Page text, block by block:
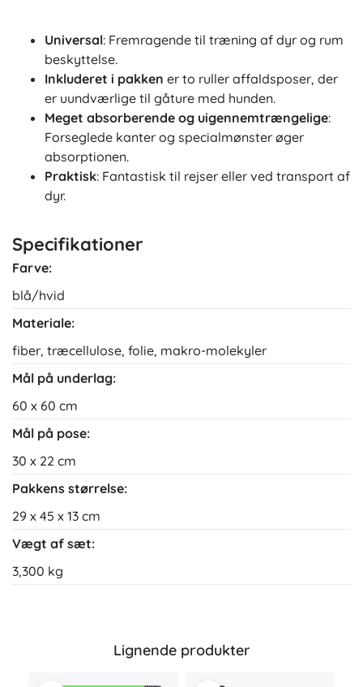
Universal: Fremragende til træning af dyr og rum
beskyttelse.
Inkluderet i pakken er to ruller affaldsposer, der
er uundværlige til gåture med hunden.
Meget absorberende og uigennemtrængelige:
Forseglede kanter og specialmønster øger
absorptionen.
Praktisk: Fantastisk til rejser eller ved transport af
dyr.
Specifikationer
Farve:
blå/hvid
Materiale:
fiber, træcellulose, folie, makro-molekyler
Mål på underlag:
60 x 60 cm
Mål på pose:
30 x 22 cm
Pakkens størrelse:
29 x 45 x 13 cm
Vægt af sæt:
3,300 kg
Lignende produkter